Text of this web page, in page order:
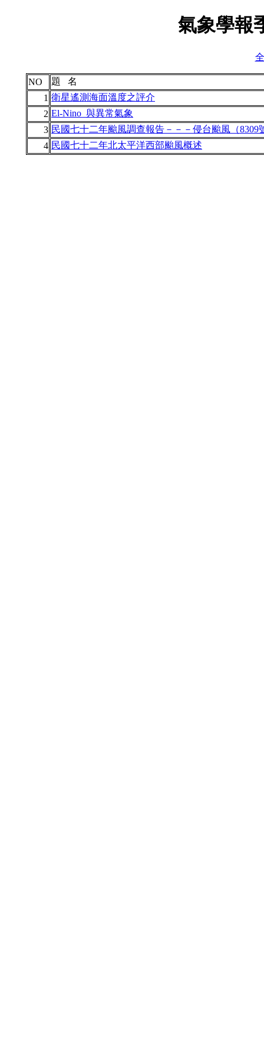
氣象學報
NO
題 名
1 衛星遙測海面溫度之評介
2 El-Nino_與異常氣象
3 民國七十二年颱風調查報告－－－侵台颱風（8309
4 民國七十二年北太平洋西部颱風概述